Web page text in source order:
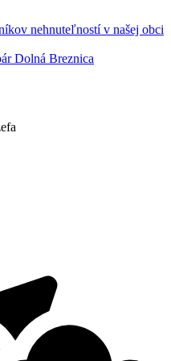
nehnuteľností v našej obci
Dolná Breznica